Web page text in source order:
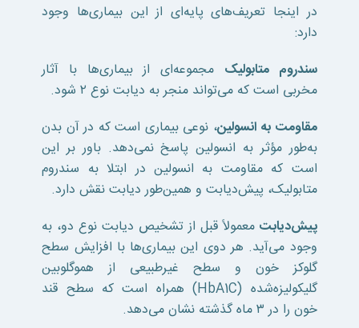
در اینجا تعریف‌های پایه‌ای از این بیماری‌ها وجود
دارد:
سندروم متابولیک مجموعه‌ای از بیماری‌ها با آثار
مخربی است که می‌تواند منجر به دیابت نوع ۲ شود.
مقاومت به انسولین، نوعی بیماری است که در آن بدن
به‌طور مؤثر به انسولین پاسخ نمی‌دهد. باور بر این
است که مقاومت به انسولین در ابتلا به سندروم
متابولیک، پیش‌دیابت و همین‌طور دیابت نقش دارد.
پیش‌دیابتمعمولاً قبل از تشخیص دیابت نوع دو، به
وجود می‌آید. هر دوی این بیماری‌ها با افزایش سطح
گلوکز خون و سطح غیرطبیعی از هموگلوبین
گلیکولیزه‌شده (HbA1C) همراه است که سطح قند
خون را در ۳ ماه گذشته نشان می‌دهد.